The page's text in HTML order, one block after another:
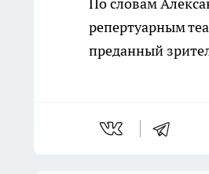
репертуарным
преданный